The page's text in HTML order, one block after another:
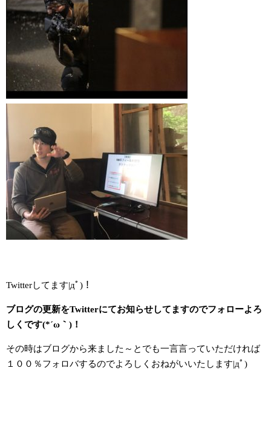
Twitterしてます|дﾟ)！
ブログの更新をTwitterにてお知らせしてますのでフォローよろ
しくです(*´ω｀)！
その時はブログから来ました～とでも一言言っていただければ
１００％フォロバするのでよろしくおねがいいたします|дﾟ)